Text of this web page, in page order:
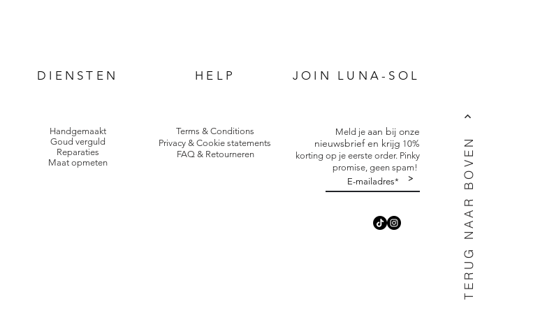
TERUG NAAR BOVEN
>
DIENSTEN HELP JOIN LUNA-SOL
Terms & Conditions
FAQ & Retourneren
Handgemaakt
Goud verguld
Reparaties
Maat opmeten
Privacy & Cookie statements
Meld je aan bij onze
nieuwsbrief en krijg 10%
korting op je eerste order. Pinky
promise, geen spam!